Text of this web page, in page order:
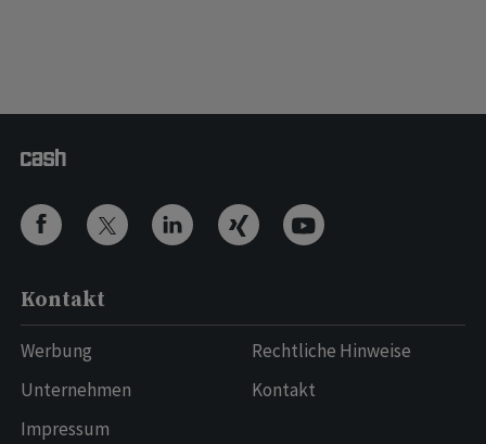
Kontakt
Werbung
Unternehmen
Impressum
Rechtliche Hinweise
Kontakt